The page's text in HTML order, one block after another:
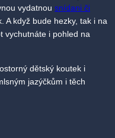
vydatnou snídani či
A když bude hezky, tak i na
vychutnáte i pohled na
dětský koutek i
jazýčkům i těch